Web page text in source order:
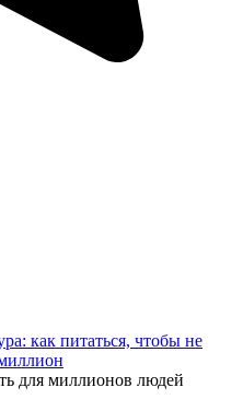
как питаться, чтобы не
для миллионов людей